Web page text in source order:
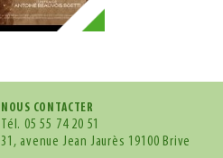
NOUS CONTACTER
Tél. 05 55 74 20 51
31, avenue Jean Jaurès 19100 Brive